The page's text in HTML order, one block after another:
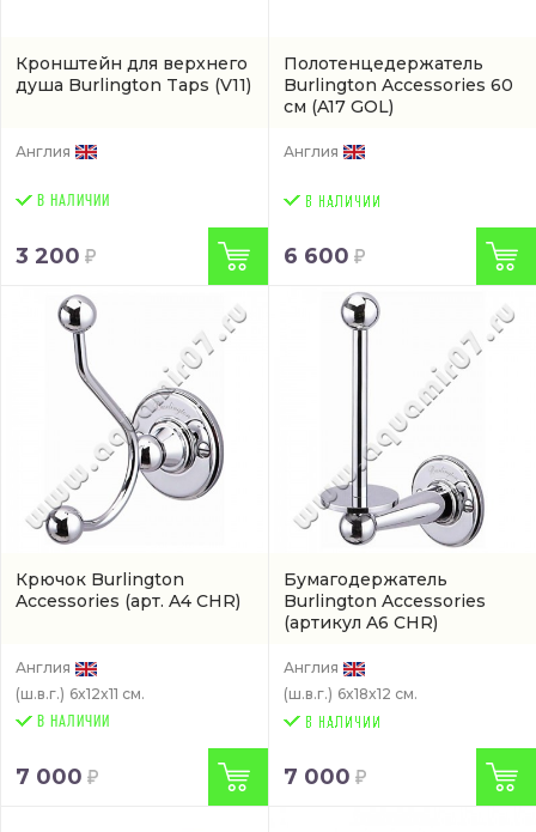
Кронштейн для верхнего
душа Burlington Taps (V11)
Англия
В НАЛИЧИИ
3 200
Полотенцедержатель
Burlington Accessories 60
см (A17 GOL)
Англия
6 600
Крючок Burlington
Accessories (арт. A4 CHR)
Англия
(ш.в.г.) 6x12x11 см.
В НАЛИЧИИ
7 000
Бумагодержатель
Burlington Accessories
(артикул A6 CHR)
Англия
(ш.в.г.) 6x18x12 см.
7 000